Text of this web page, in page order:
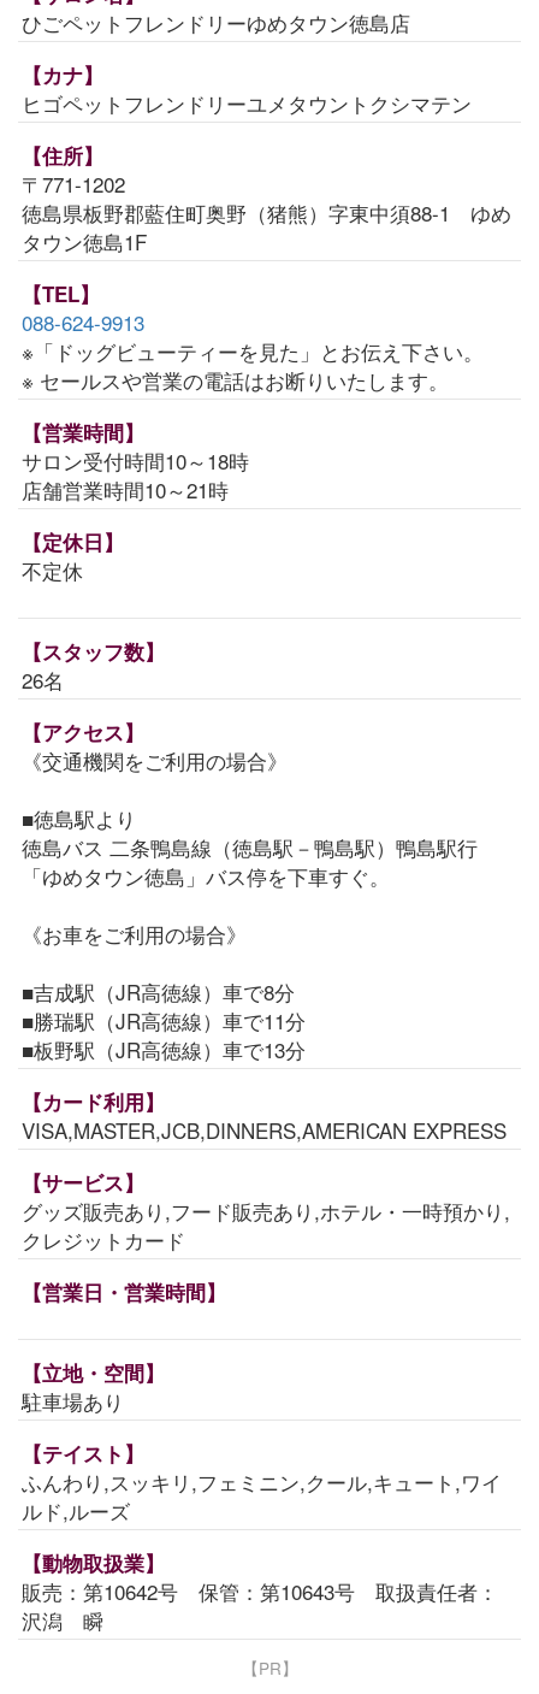
ひごペットフレンドリーゆめタウン徳島店
【カナ】
ヒゴペットフレンドリーユメタウントクシマテン
【住所】
〒771-1202
徳島県板野郡藍住町奥野（猪熊）字東中須88-1 ゆめ
タウン徳島1F
【TEL】
088-624-9913
※「ドッグビューティーを見た」とお伝え下さい。
※ セールスや営業の電話はお断りいたします。
【営業時間】
サロン受付時間10～18時
店舗営業時間10～21時
【定休日】
不定休
【スタッフ数】
26名
【アクセス】
《交通機関をご利用の場合》
■徳島駅より
徳島バス 二条鴨島線（徳島駅－鴨島駅）鴨島駅行
「ゆめタウン徳島」バス停を下車すぐ。
《お車をご利用の場合》
■吉成駅（JR高徳線）車で8分
■勝瑞駅（JR高徳線）車で11分
■板野駅（JR高徳線）車で13分
【カード利用】
VISA,MASTER,JCB,DINNERS,AMERICAN EXPRESS
【サービス】
グッズ販売あり,フード販売あり,ホテル・一時預かり,
クレジットカード
【営業日・営業時間】
【立地・空間】
駐車場あり
【テイスト】
ふんわり,スッキリ,フェミニン,クール,キュート,ワイ
ルド,ルーズ
【動物取扱業】
販売：第10642号 保管：第10643号 取扱責任者：
沢潟 瞬
【PR】